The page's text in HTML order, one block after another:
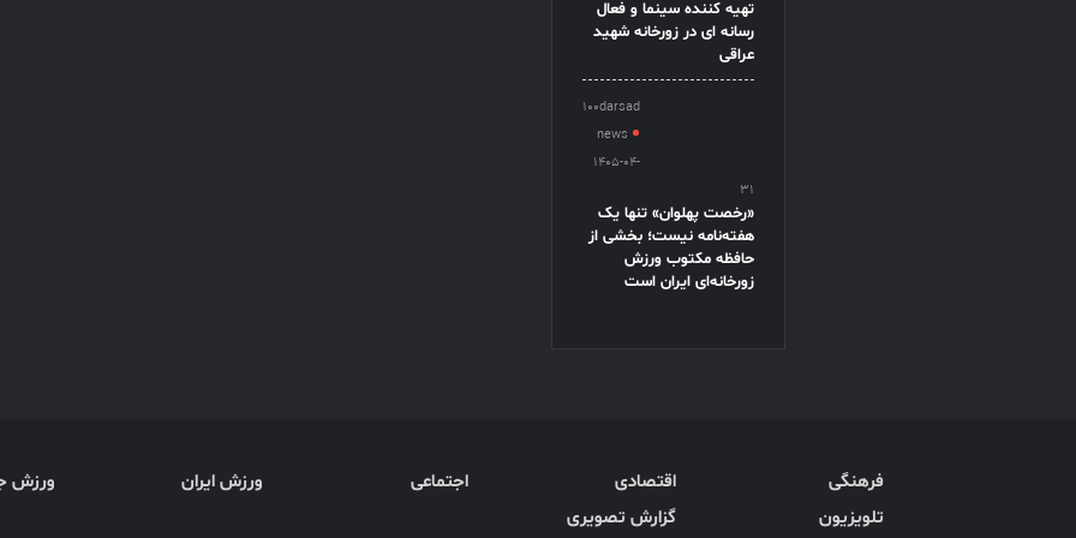
تهیه کننده سینما و فعال
رسانه ای در زورخانه شهید
عراقی
100darsad
news
1405-04-
31
«رخصت پهلوان» تنها یک
هفته‌نامه نیست؛ بخشی از
حافظه مکتوب ورزش
زورخانه‌ای ایران است
فرهنگی اقتصادی اجتماعی ورزش ایران ورزش
تلویزیون
گزارش تصویری